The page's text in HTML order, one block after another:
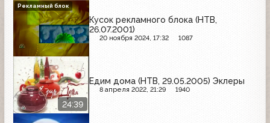
Кусок рекламного блока (НТВ,
26.07.2001)
20 ноября 2024, 17:32 1087
Рекламный блок
24:39
Едим дома (НТВ, 29.05.2005) Эклеры
8 апреля 2022, 21:29 1940